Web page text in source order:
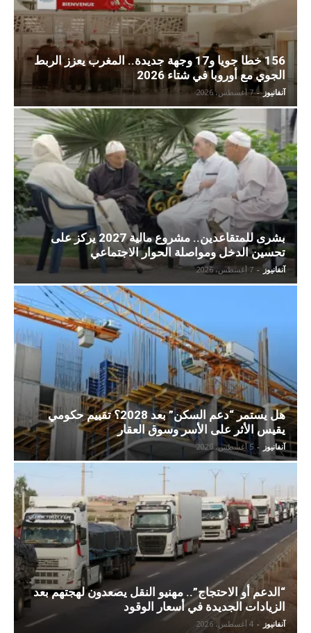
156 خطا جويا و17 وجهة جديدة.. المغرب يعزز الربط
الجوي مع أوروبا في شتاء 2026
آنفانيوز - 7 أغسطس، 2026
بشرى للمتقاعدين.. مشروع مالية 2027 يركز على
تحسين الدخل ومواصلة الحوار الاجتماعي
آنفانيوز - 7 أغسطس، 2026
هل يستمر “دعم السكن” بعد 2028؟ تقييم حكومي
يقيس الأثر على الأسر وسوق العقار
آنفانيوز - 5 أغسطس، 2026
“الدعم أو الاحتجاج”.. مهنيو النقل يصعدون لهجتهم بعد
الزيادات الجديدة في أسعار الوقود
آنفانيوز - 4 أغسطس، 2026